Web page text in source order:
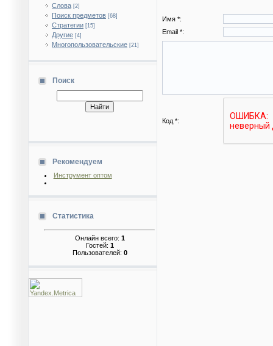
Слова [2]
Поиск предметов [68]
Стратегии [15]
Другие [4]
Многопользовательские [21]
Поиск
Рекомендуем
Инструмент оптом
Статистика
Онлайн всего: 1
Гостей: 1
Пользователей: 0
Имя *:
Email *:
Код *: